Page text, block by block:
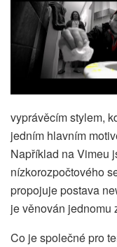
vyprávěcím stylem,
jedním hlavním
Například na Vimeu
nízkorozpočtového
propojuje postava
je věnován jednomu
Co je společné pro